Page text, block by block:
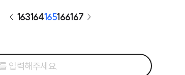
163164165166167